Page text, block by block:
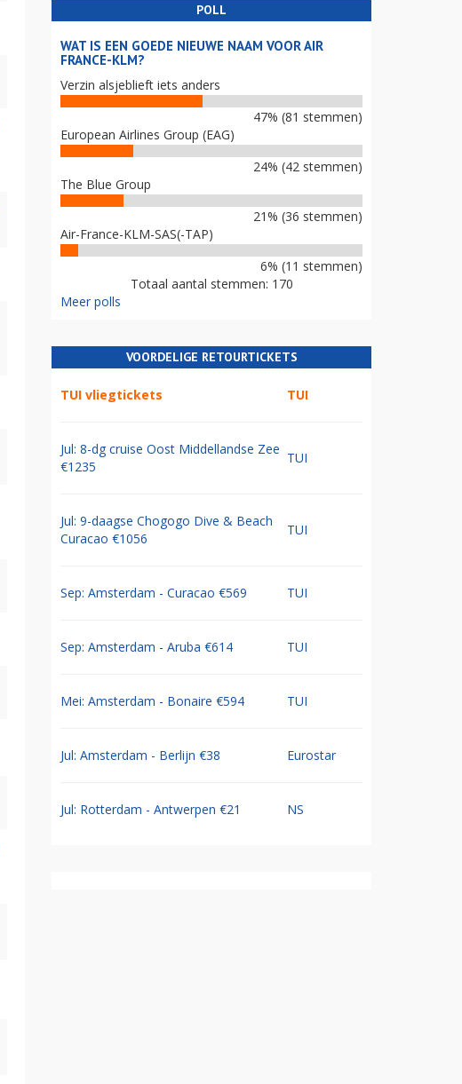
POLL
WAT IS EEN GOEDE NIEUWE NAAM VOOR AIR
FRANCE-KLM?
Verzin alsjeblieft iets anders
47% (81 stemmen)
European Airlines Group (EAG)
24% (42 stemmen)
The Blue Group
21% (36 stemmen)
Air-France-KLM-SAS(-TAP)
6% (11 stemmen)
Totaal aantal stemmen: 170
Meer polls
VOORDELIGE RETOURTICKETS
TUI vliegtickets TUI
Jul: 8-dg cruise Oost Middellandse Zee
€1235
TUI
Jul: 9-daagse Chogogo Dive & Beach
Curacao €1056
TUI
Sep: Amsterdam - Curacao €569 TUI
Sep: Amsterdam - Aruba €614 TUI
Mei: Amsterdam - Bonaire €594 TUI
Jul: Amsterdam - Berlijn €38 Eurostar
Jul: Rotterdam - Antwerpen €21 NS